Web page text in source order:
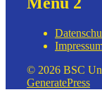
© 2026 BSC
GeneratePress